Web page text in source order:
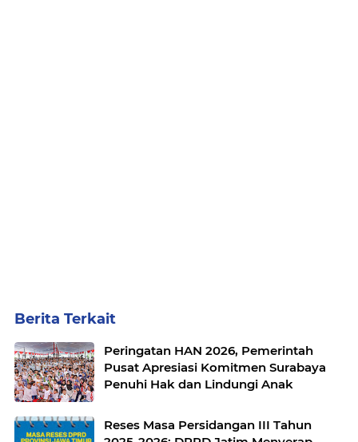
Berita Terkait
Peringatan HAN 2026, Pemerintah
Pusat Apresiasi Komitmen Surabaya
Penuhi Hak dan Lindungi Anak
Reses Masa Persidangan III Tahun